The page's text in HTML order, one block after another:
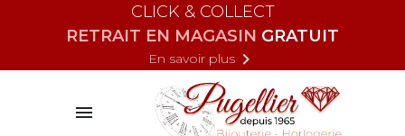
CLICK & COLLECT
RETRAIT EN MAGASIN GRATUIT
En savoir plus 
